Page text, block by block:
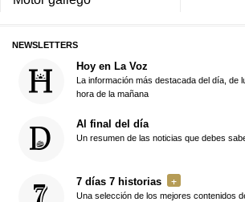
NEWSLETTERS
Hoy en La Voz
La información más destacada del día, de
hora de la mañana
Al final del día
Un resumen de las noticias que debes
7 días 7 historias
Una selección de los mejores contenidos